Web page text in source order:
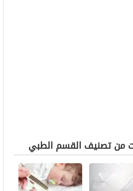
من تصنيف القسم الطبي